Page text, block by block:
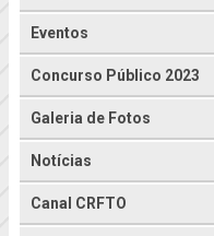
Eventos
Concurso Público 2023
Galeria de Fotos
Notícias
Canal CRFTO